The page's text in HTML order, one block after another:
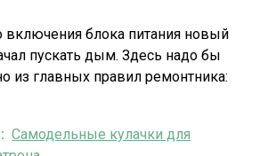
включения блока питания новый
пускать дым. Здесь надо бы
из главных правил ремонтника:
Самодельные кулачки для